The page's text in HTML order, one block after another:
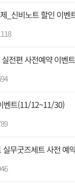
_신비노트 할인 이
전편 사전예약 이벤
벤트(11/12~11/30)
무굿즈세트 사전 예